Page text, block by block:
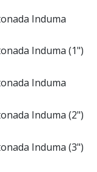
Induma
Induma (1")
Induma
Induma (2")
Induma (3")